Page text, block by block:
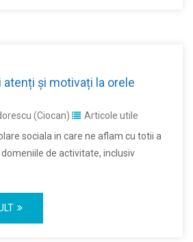
și motivați la orele
(Ciocan)
Articole utile
sociala in care ne aflam cu totii a
de activitate, inclusiv